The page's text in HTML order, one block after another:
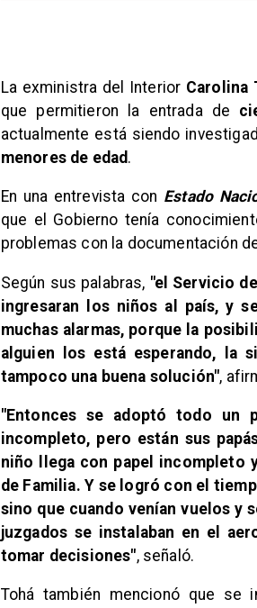
La exministra del Interior Carolina
que permitieron la entrada de
actualmente está siendo
menores de edad .
En una entrevista con Estado
que el Gobierno tenía
problemas con la documentación
Según sus palabras, "el Servicio
ingresaran los niños al país, y
muchas alarmas, porque la
alguien los está esperando, la
tampoco una buena solución",
"Entonces se adoptó todo un
incompleto, pero están sus
niño llega con papel incompleto
de Familia. Y se logró con el
sino que cuando venían vuelos y
juzgados se instalaban en el
tomar decisiones", señaló.
Tohá también mencionó que se